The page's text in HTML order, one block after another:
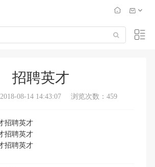
招聘英才
08-14 14:43:07 浏览次数：459
招聘英才
招聘英才
招聘英才